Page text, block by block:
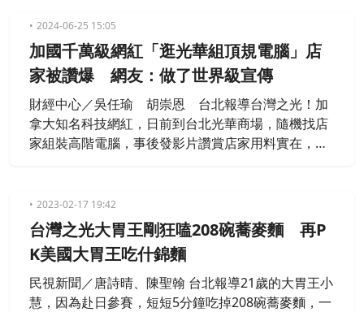
Shen，其實他年僅27歲，秉持著薄利多銷，用短影音
行銷，現在一年營業額已經突破千萬元。
2024-06-25 15:05
加國千萬級網紅「逛光華組頂規電腦」店
家被讚爆 網友：做了世界級宣傳
財經中心／吳任瑜 胡崇恩 台北報導台灣之光！加
拿大知名科技網紅，日前到台北光華商場，隨機找店
家組裝高階電腦，事後發影片讚賞店家用料實在，防
讚，做了世界級的宣傳。
2023-02-17 19:42
台灣之光大胃王剛狂嗑208碗蕎麥麵 再P
K美國大胃王吃什錦麵
民視新聞／唐詩晴、陳聖翰 台北報導21歲的大胃王小
慧，因為赴日參賽，短短5分鐘吃掉208碗蕎麥麵，一